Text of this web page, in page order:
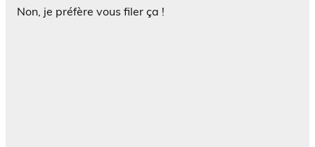
Non, je préfère vous filer ça !